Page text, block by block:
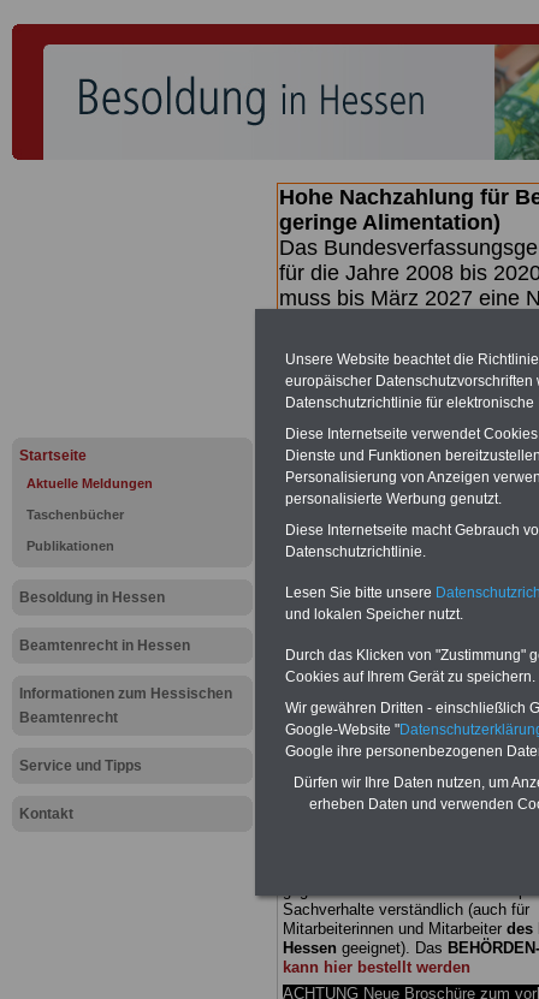
Startseite
Aktuelle Meldungen
Taschenbücher
Publikationen
Besoldung in Hessen
Beamtenrecht in Hessen
Informationen zum Hessischen
Beamtenrecht
Service und Tipps
Kontakt
Hohe Nachzahlung für
geringe Alimentation)
Das
für die Jahre 2008 bis
muss bis März 2027 eine
(Beamte &
geben (Medienberichten
mind.3.000 und 13.000
hierzu eine Broschüre
des Gesetzentwurfs der
(wahrscheinlich im
Broschüre.
Meldung
gegen
BEHÖRDEN-ABO
mit drei
25,00 Euro: Wissenswertes für
Sachverhalte verständlich (auch für
Mitarbeiterinnen und Mitarbeiter des
Hessen geeignet). Das
kann hier bestellt werden
ACHTUNG Neue Broschüre zum
Unsere Website beachtet die
europäischer
Datenschutzrichtlinie für
Diese Internetseite verwendet
Dienste und Funktionen
Personalisierung von Anzeigen
personalisierte Werbung genutzt.
Diese Internetseite macht Gebrauch
Datenschutzrichtlinie.
Lesen Sie bitte unsere
und lokalen Speicher nutzt.
Durch das Klicken von "Zustimmung"
Cookies auf Ihrem Gerät zu speichern.
Wir gewähren Dritten - einschließlich
Google-Website "
Google ihre personenbezogenen
Dürfen wir Ihre Daten nutzen, um
erheben Daten und verwenden